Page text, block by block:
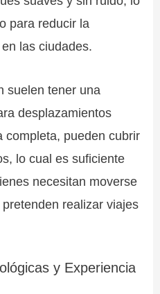
para reducir la
las ciudades.
suelen tener una
desplazamientos
completa, pueden cubrir
lo cual es suficiente
necesitan moverse
realizar viajes
y Experiencia